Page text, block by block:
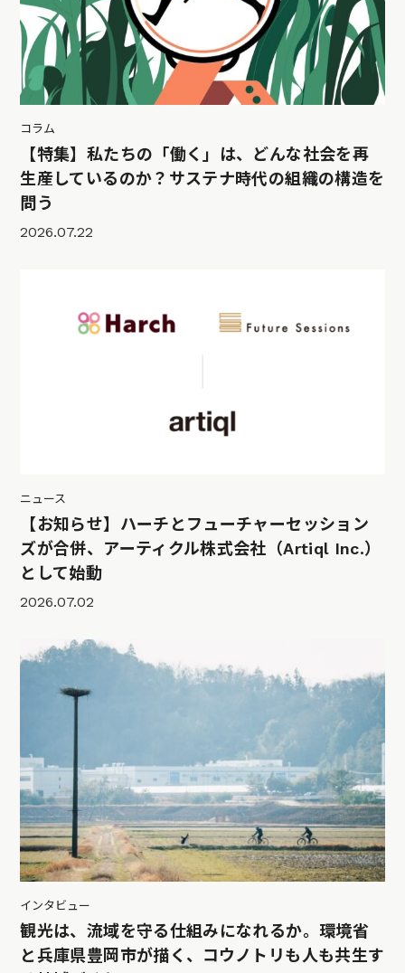
コラム
【特集】私たちの「働く」は、どんな社会を再
生産しているのか？サステナ時代の組織の構造を
問う
2026.07.22
ニュース
【お知らせ】ハーチとフューチャーセッション
ズが合併、アーティクル株式会社（Artiql Inc.）
として始動
2026.07.02
インタビュー
観光は、流域を守る仕組みになれるか。環境省
と兵庫県豊岡市が描く、コウノトリも人も共生す